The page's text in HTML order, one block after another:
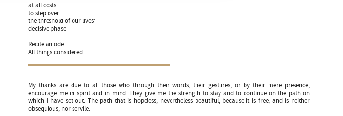
at all costs
to step over
the threshold of our lives'
decisive phase
Recite an ode
All things considered
My thanks are due to all those who through their words, their gestures, or by their mere presence,
encourage me in spirit and in mind. They give me the strength to stay and to continue on the path on
which I have set out. The path that is hopeless, nevertheless beautiful, because it is free; and is neither
obsequious, nor servile.